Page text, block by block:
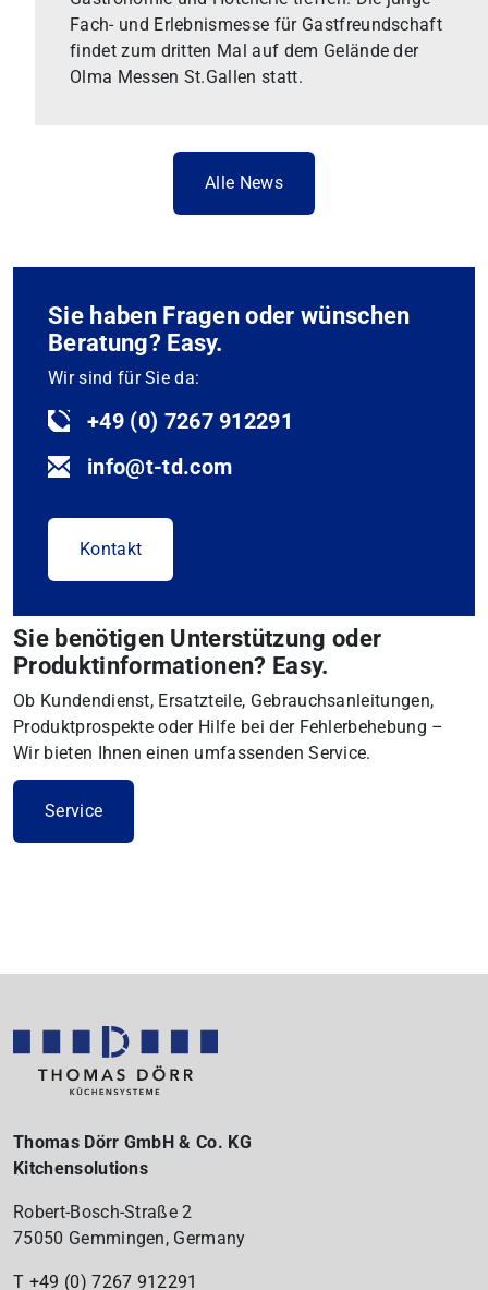
Fach- und Erlebnismesse für Gastfreundschaft
findet zum dritten Mal auf dem Gelände der
Olma Messen St.Gallen statt.
Alle News
Sie haben Fragen oder wünschen
Beratung? Easy.
Wir sind für Sie da:
+49 (0) 7267 912291
info@t-td.com
Kontakt
Sie benötigen Unterstützung oder
Produktinformationen? Easy.
Ob Kundendienst, Ersatzteile, Gebrauchsanleitungen,
Produktprospekte oder Hilfe bei der Fehlerbehebung –
Wir bieten Ihnen einen umfassenden Service.
Service
Thomas Dörr GmbH & Co. KG
Kitchensolutions
Robert-Bosch-Straße 2
75050 Gemmingen, Germany
T +49 (0) 7267 912291